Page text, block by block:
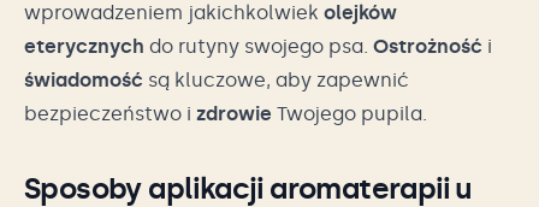
wprowadzeniem jakichkolwiek olejków
eterycznych do rutyny swojego psa. Ostrożność i
świadomość są kluczowe, aby zapewnić
bezpieczeństwo i zdrowie Twojego pupila.
Sposoby aplikacji aromaterapii u